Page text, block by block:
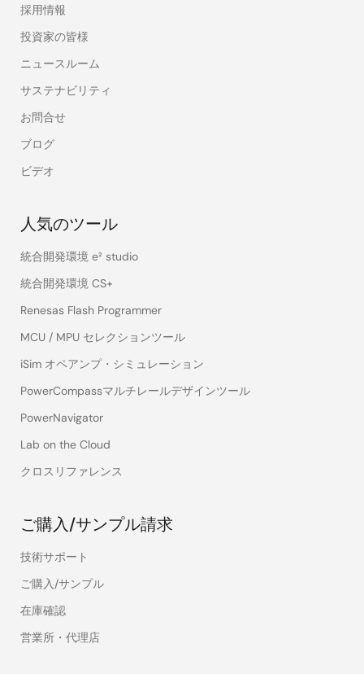
採用情報
投資家の皆様
ニュースルーム
サステナビリティ
お問合せ
ブログ
ビデオ
人気のツール
統合開発環境 e² studio
統合開発環境 CS+
Renesas Flash Programmer
MCU / MPU セレクションツール
iSim オペアンプ・シミュレーション
PowerCompassマルチレールデザインツール
PowerNavigator
Lab on the Cloud
クロスリファレンス
ご購入/サンプル請求
技術サポート
ご購入/サンプル
在庫確認
営業所・代理店